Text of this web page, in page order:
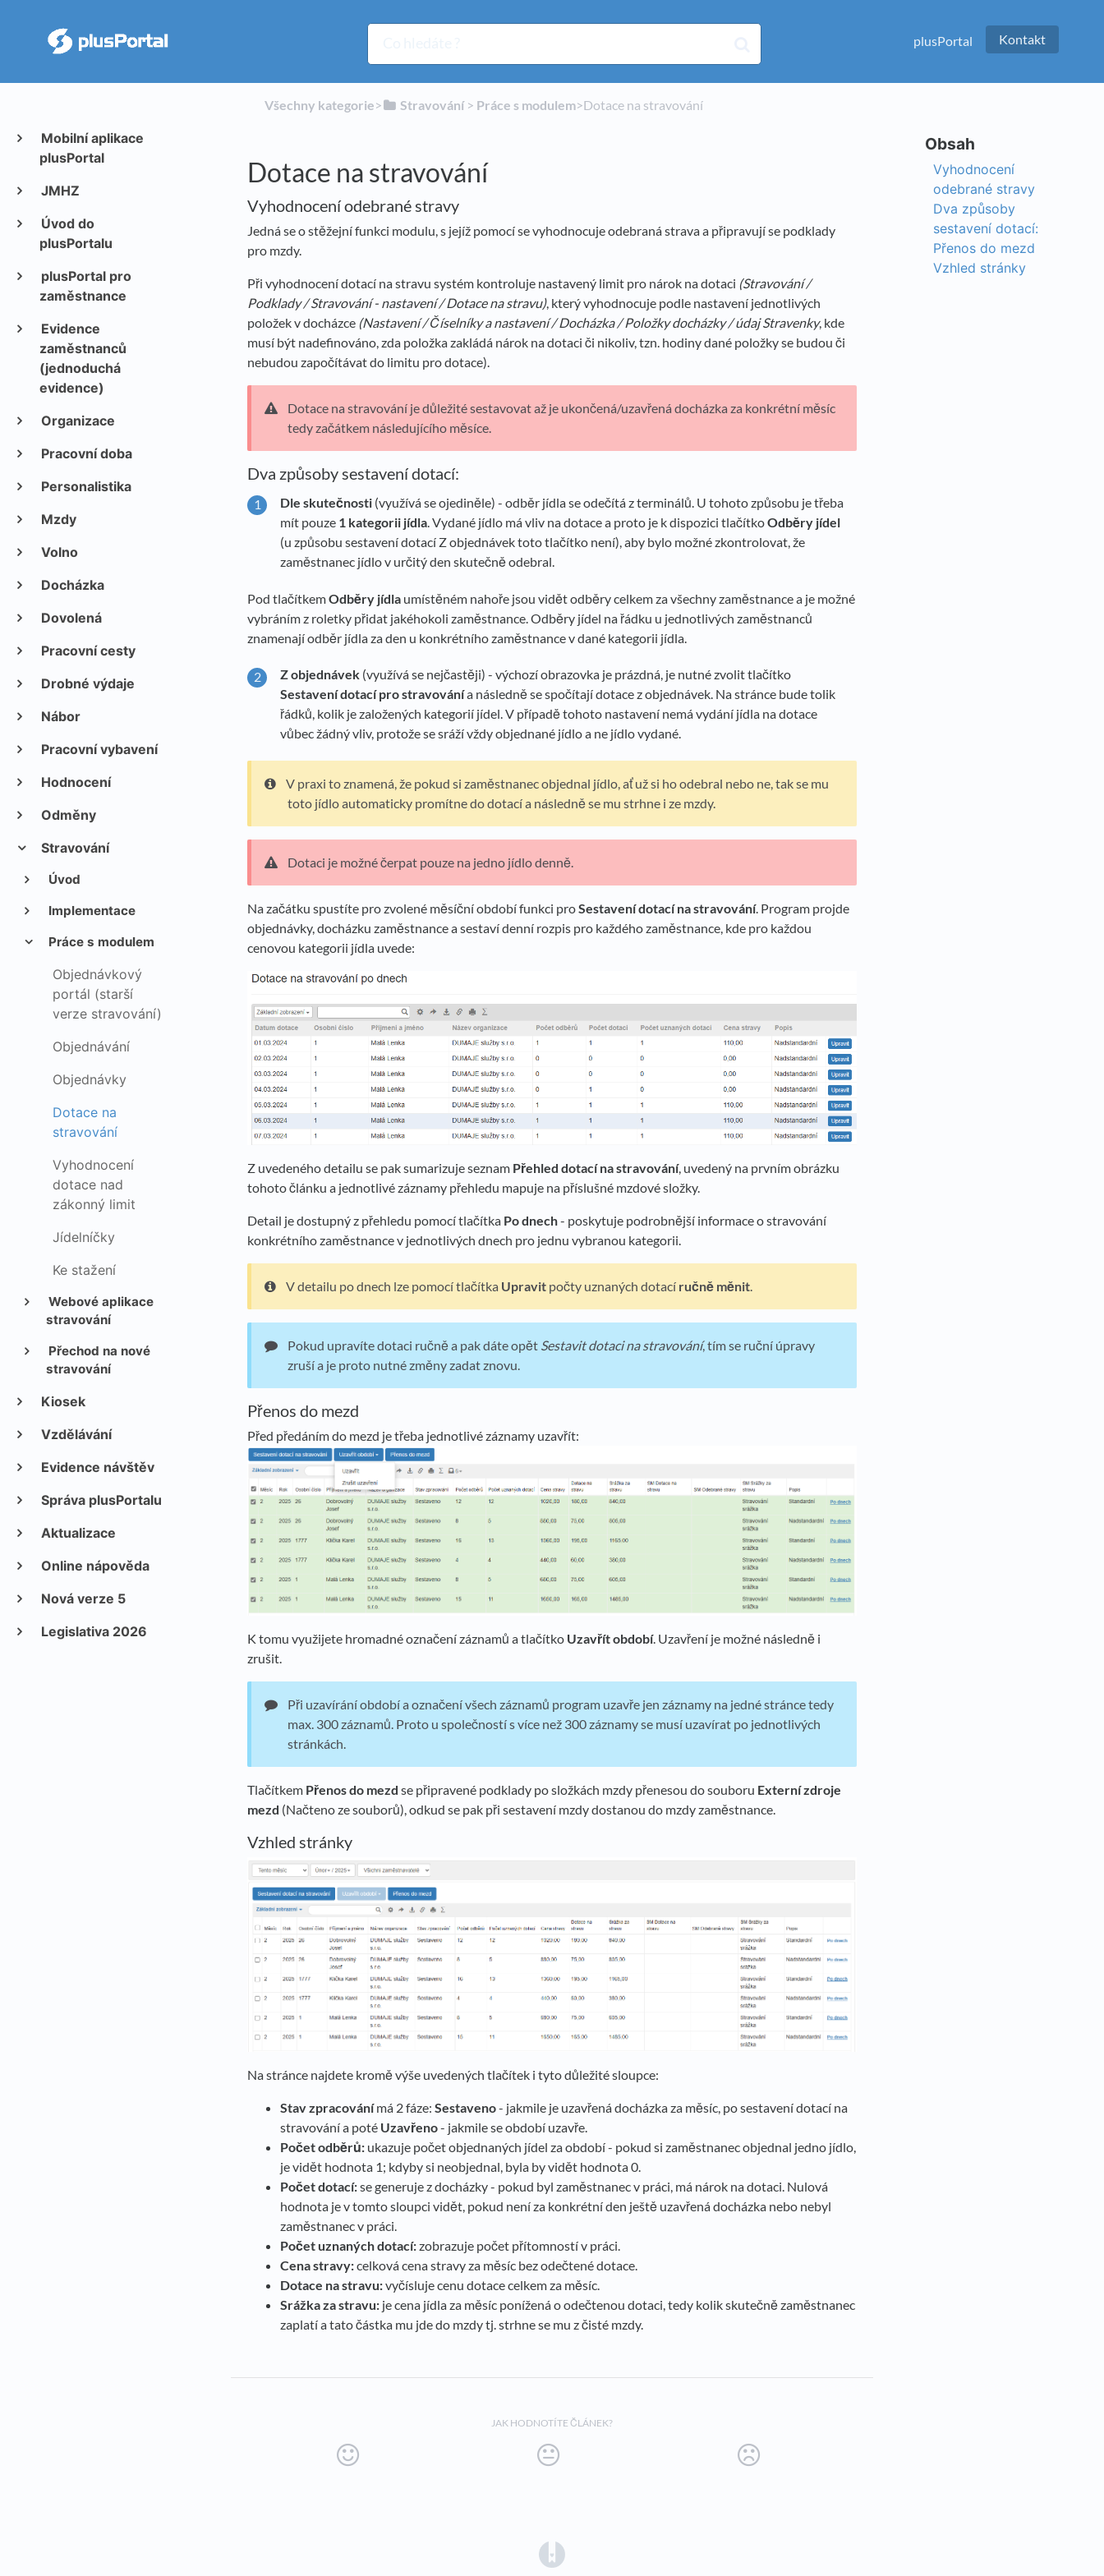
plusPortal Kontakt
Mobilní aplikace
plusPortal
JMHZ
Úvod do
plusPortalu
plusPortal pro
zaměstnance
Evidence
zaměstnanců
(jednoduchá
evidence)
Organizace
Pracovní doba
Personalistika
Mzdy
Volno
Docházka
Dovolená
Pracovní cesty
Drobné výdaje
Nábor
Pracovní vybavení
Hodnocení
Odměny
Stravování
Úvod
Implementace
Práce s modulem
Objednávkový
portál (starší
verze stravování)
Objednávání
Objednávky
Dotace na
stravování
Vyhodnocení
dotace nad
zákonný limit
Jídelníčky
Ke stažení
Webové aplikace
stravování
Přechod na nové
stravování
Kiosek
Vzdělávání
Evidence návštěv
Správa plusPortalu
Aktualizace
Online nápověda
Nová verze 5
Legislativa 2026
Všechny kategorie​>​ ​Stravování​ > ​ ​Práce s modulem​>​ Dotace na stravování
Dotace na stravování
Vyhodnocení odebrané stravy
Jedná se o stěžejní funkci modulu, s jejíž pomocí se vyhodnocuje odebraná strava a připravují se podklady
pro mzdy.
Při vyhodnocení dotací na stravu systém kontroluje nastavený limit pro nárok na dotaci (Stravování /
Podklady / Stravování - nastavení / Dotace na stravu), který vyhodnocuje podle nastavení jednotlivých
položek v docházce (Nastavení / Číselníky a nastavení / Docházka / Položky docházky / údaj Stravenky, kde
musí být nadefinováno, zda položka zakládá nárok na dotaci či nikoliv, tzn. hodiny dané položky se budou či
nebudou započítávat do limitu pro dotace).
Dotace na stravování je důležité sestavovat až je ukončená/uzavřená docházka za konkrétní měsíc
tedy začátkem následujícího měsíce.
Dva způsoby sestavení dotací:
Dle skutečnosti (využívá se ojediněle) - odběr jídla se odečítá z terminálů. U tohoto způsobu je třeba
mít pouze 1 kategorii jídla . Vydané jídlo má vliv na dotace a proto je k dispozici tlačítkoOdběry jídel
(u způsobu sestavení dotací Z objednávek toto tlačítko není), aby bylo možné zkontrolovat, že
zaměstnanec jídlo v určitý den skutečně odebral.
Pod tlačítkemOdběry jídla umístěném nahoře jsou vidět odběry celkem za všechny zaměstnance a je možné
vybráním z roletky přidat jakéhokoli zaměstnance. Odběry jídel na řádku u jednotlivých zaměstnanců
znamenají odběr jídla za den u konkrétního zaměstnance v dané kategorii jídla.
Z objednávek (využívá se nejčastěji) - výchozí obrazovka je prázdná, je nutné zvolit tlačítko
Sestavení dotací pro stravovánía následně se spočítají dotace z objednávek. Na stránce bude tolik
řádků, kolik je založených kategorií jídel. V případě tohoto nastavení nemá vydání jídla na dotace
vůbec žádný vliv, protože se sráží vždy objednané jídlo a ne jídlo vydané.
V praxi to znamená, že pokud si zaměstnanec objednal jídlo, ať už si ho odebral nebo ne, tak se mu
toto jídlo automaticky promítne do dotací a následně se mu strhne i ze mzdy.
Dotaci je možné čerpat pouze na jedno jídlo denně.
Na začátku spustíte pro zvolené měsíční období funkci proSestavení dotací na stravování. Program projde
objednávky, docházku zaměstnance a sestaví denní rozpis pro každého zaměstnance, kde pro každou
cenovou kategorii jídla uvede:
Z uvedeného detailu se pak sumarizuje seznam Přehled dotací na stravování, uvedený na prvním obrázku
tohoto článku a jednotlivé záznamy přehledu mapuje na příslušné mzdové složky.
Detail je dostupný z přehledu pomocí tlačítka Po dnech- poskytuje podrobnější informace o stravování
konkrétního zaměstnance v jednotlivých dnech pro jednu vybranou kategorii.
V detailu po dnech lze pomocí tlačítka Upravit počty uznaných dotací ručně měnit.
Pokud upravíte dotaci ručně a pak dáte opět Sestavit dotaci na stravování, tím se ruční úpravy
zruší a je proto nutné změny zadat znovu.
Přenos do mezd
Před předáním do mezd je třeba jednotlivé záznamy uzavřít:
K tomu využijete hromadné označení záznamů a tlačítko Uzavřít období. Uzavření je možné následně i
zrušit.
Při uzavírání období a označení všech záznamů program uzavře jen záznamy na jedné stránce tedy
max. 300 záznamů. Proto u společností s více než 300 záznamy se musí uzavírat po jednotlivých
stránkách.
Tlačítkem Přenos do mezd se připravené podklady po složkách mzdy přenesou do souboru Externí zdroje
mezd (Načteno ze souborů), odkud se pak při sestavení mzdy dostanou do mzdy zaměstnance.
Vzhled stránky
Na stránce najdete kromě výše uvedených tlačítek i tyto důležité sloupce:
Stav zpracovánímá 2 fáze: Sestaveno- jakmile je uzavřená docházka za měsíc, po sestavení dotací na
stravování a poté Uzavřeno- jakmile se období uzavře.
Počet odběrů: ukazuje počet objednaných jídel za období - pokud si zaměstnanec objednal jedno jídlo,
je vidět hodnota 1; kdyby si neobjednal, byla by vidět hodnota 0.
Počet dotací:se generuje z docházky - pokud byl zaměstnanec v práci, má nárok na dotaci. Nulová
hodnota je v tomto sloupci vidět, pokud není za konkrétní den ještě uzavřená docházka nebo nebyl
zaměstnanec v práci.
Počet uznaných dotací:zobrazuje počet přítomností v práci.
Cena stravy:celková cena stravy za měsíc bez odečtené dotace.
Dotace na stravu:vyčísluje cenu dotace celkem za měsíc.
Srážka za stravu: je cena jídla za měsíc ponížená o odečtenou dotaci, tedy kolik skutečně zaměstnanec
zaplatí a tato částka mu jde do mzdy tj. strhne se mu z čisté mzdy.
JAK HODNOTÍTE ČLÁNEK?
Vyhodnocení
odebrané stravy
Dva způsoby
sestavení dotací:
Přenos do mezd
Vzhled stránky